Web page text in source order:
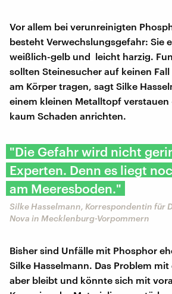
Vor allem bei verunreinigten
besteht Verwechslungsgefahr: Sie
weißlich-gelb und leicht harzig.
sollten Steinesucher auf keinen
am Körper tragen, sagt Silke
einem kleinen Metalltopf verstauen
kaum Schaden anrichten.
"Die Gefahr wird nicht
Experten. Denn es liegt
am Meeresboden."
Silke Hasselmann, Korrespondentin für
Nova in Mecklenburg-Vorpommern
Bisher sind Unfälle mit Phosphor
Silke Hasselmann. Das Problem
aber bleibt und könnte sich mit